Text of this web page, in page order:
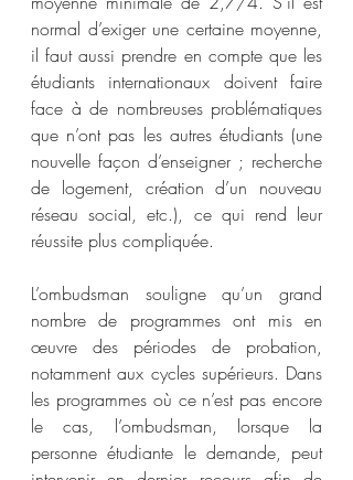
normal d’exiger une certaine moyenne,
il faut aussi prendre en compte que les
étudiants internationaux doivent faire
face à de nombreuses problématiques
que n’ont pas les autres étudiants (une
nouvelle façon d’enseigner ; recherche
de logement, création d’un nouveau
réseau social, etc.), ce qui rend leur
réussite plus compliquée.
L’ombudsman souligne qu’un grand
nombre de programmes ont mis en
œuvre des périodes de probation,
notamment aux cycles supérieurs. Dans
les programmes où ce n’est pas encore
le cas, l’ombudsman, lorsque la
personne étudiante le demande, peut